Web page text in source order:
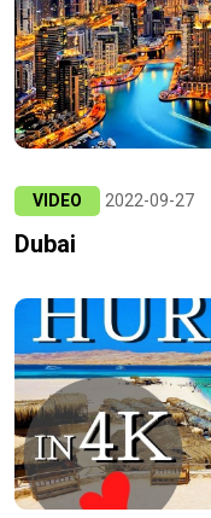
VIDEO 2022-09-27
Dubai